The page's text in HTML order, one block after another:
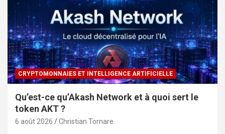
CRYPTOMONNAIES ET INTELLIGENCE ARTIFICIELLE
Qu’est-ce qu’Akash Network et à quoi sert le
token AKT ?
6 août 2026 Christian Tornare